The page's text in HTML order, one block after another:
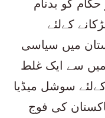
حکام کو بدنام
کےلئے
میں سیاسی
سے ایک غلط
کےلئے سوشل میڈیا
کی فوج